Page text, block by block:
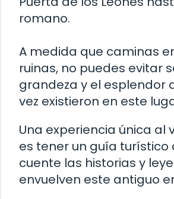
romano.
A medida que caminas
ruinas, no puedes evitar
grandeza y el esplendor
vez existieron en este
Una experiencia única al
es tener un guía turístico
cuente las historias y
envuelven este antiguo